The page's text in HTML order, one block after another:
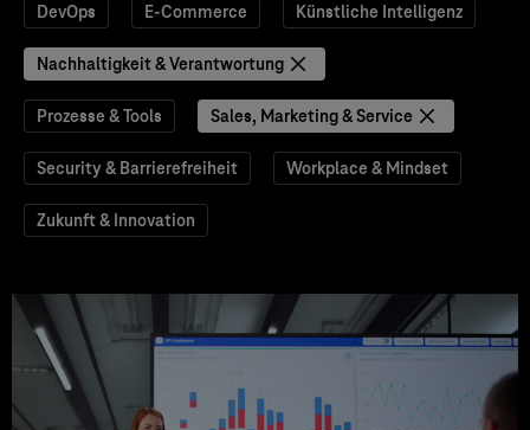
DevOps E-Commerce Künstliche Intelligenz
Nachhaltigkeit & Verantwortung
Prozesse & Tools Sales, Marketing & Service
Security & Barrierefreiheit Workplace & Mindset
Zukunft & Innovation